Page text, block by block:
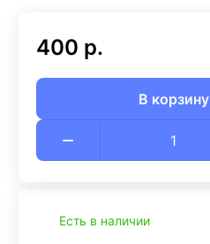
400 р.
В корзину
Есть в наличии